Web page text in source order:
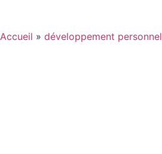
Accueil » développement personnel